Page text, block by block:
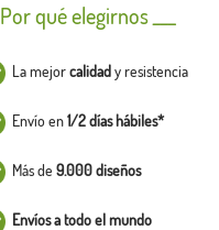
Por qué elegirnos ___
La mejorcalidady resistencia
Envío en1/2 días hábiles*
Más de 9.000 diseños
Envíos a todo el mundo